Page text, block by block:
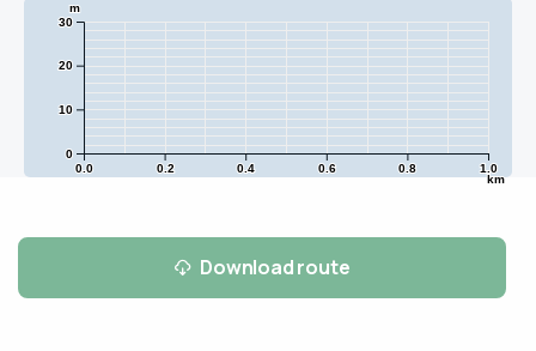
0.0 0.2 0.4 0.6 0.8 1.0
km
0
10
20
30
m
Download route